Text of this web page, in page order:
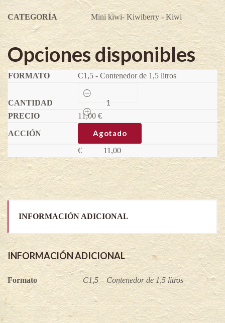
CATEGORÍA Mini kiwi- Kiwiberry - Kiwi
Opciones disponibles
C1,5 - Contenedor de 1,5 litros
Kiwi
autofértil
-
Actinidia
deliciosa
quantity
11,00 €
Agotado
€ 11,00
INFORMACIÓN ADICIONAL
INFORMACIÓN ADICIONAL
Formato C1,5 – Contenedor de 1,5 litros